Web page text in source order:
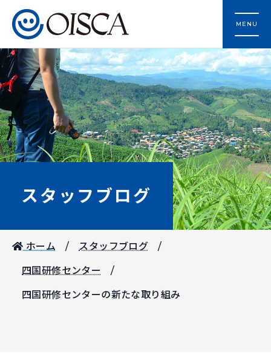
MENU
スタッフブログ
ホーム スタッフブログ
四国研修センター
四国研修センターの新たな取り組み